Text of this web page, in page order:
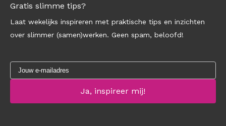
Gratis slimme tips?
Laat wekelijks inspireren met praktische tips en inzichten
over slimmer (samen)werken. Geen spam, beloofd!